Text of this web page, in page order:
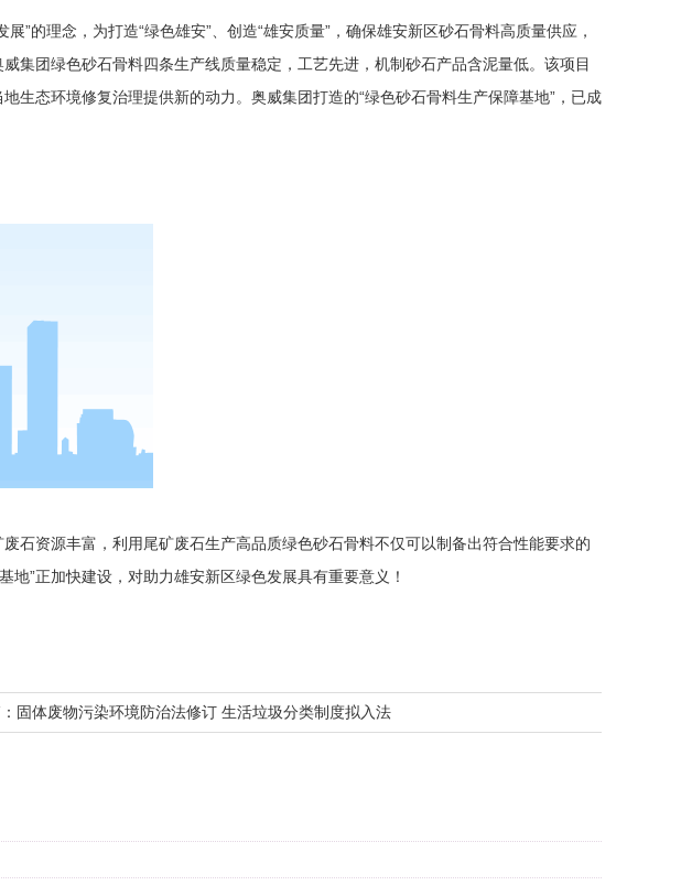
的理念，为打造“绿色雄安”、创造“雄安质量”，确保雄安新区砂石骨料高质量供应，
集团绿色砂石骨料四条生产线质量稳定，工艺先进，机制砂石产品含泥量低。该项目
态环境修复治理提供新的动力。奥威集团打造的“绿色砂石骨料生产保障基地”，已成
石资源丰富，利用尾矿废石生产高品质绿色砂石骨料不仅可以制备出符合性能要求的
”正加快建设，对助力雄安新区绿色发展具有重要意义！
固体废物污染环境防治法修订 生活垃圾分类制度拟入法